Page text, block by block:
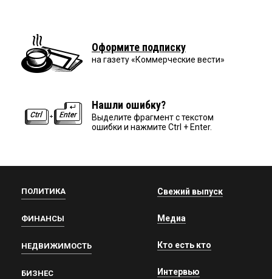
Оформите подписку
на газету «Коммерческие вести»
Нашли ошибку?
Выделите фрагмент с текстом
ошибки и нажмите Ctrl + Enter.
ПОЛИТИКА
ФИНАНСЫ
НЕДВИЖИМОСТЬ
БИЗНЕС
Свежий выпуск
Медиа
Кто есть кто
Интервью